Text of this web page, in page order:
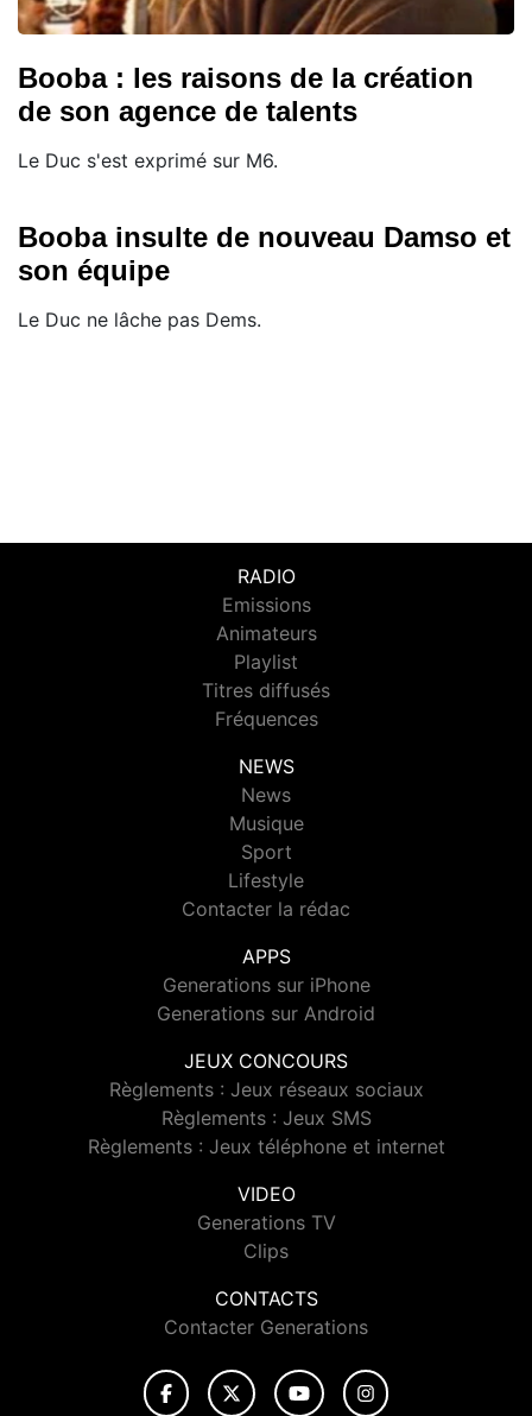
Booba : les raisons de la création
de son agence de talents
Le Duc s'est exprimé sur M6.
Booba insulte de nouveau Damso et
son équipe
Le Duc ne lâche pas Dems.
RADIO
Emissions
Animateurs
Playlist
Titres diffusés
Fréquences
NEWS
News
Musique
Sport
Lifestyle
Contacter la rédac
APPS
Generations sur iPhone
Generations sur Android
JEUX CONCOURS
Règlements : Jeux réseaux sociaux
Règlements : Jeux SMS
Règlements : Jeux téléphone et internet
VIDEO
Generations TV
Clips
CONTACTS
Contacter Generations